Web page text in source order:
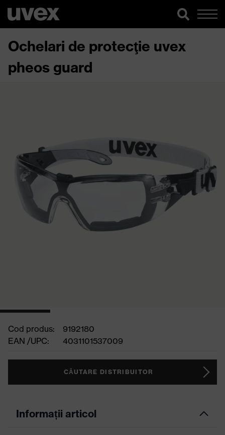
Ochelari de protecţie uvex
pheos guard
Cod produs:
9192180
EAN /UPC:
4031101537009
CĂUTARE DISTRIBUITOR
Informații articol